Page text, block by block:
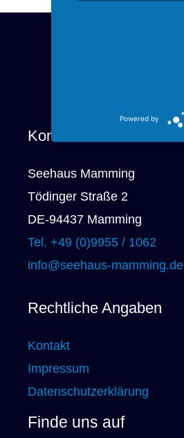
Kontakt
Seehaus Mamming
Tödinger Straße 2
DE-94437 Mamming
Tel. +49 (0)9955 / 1062
info@seehaus-mamming.de
Rechtliche Angaben
Kontakt
Impressum
Datenschutzerklärung
Finde uns auf
Powered by